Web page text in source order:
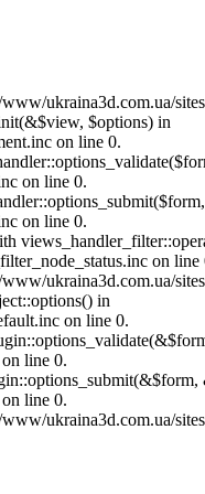
ukraina3d.com.ua/
$options) in
on line 0.
on line 0.
on line 0.
on line
ukraina3d.com.ua/
in
on line 0.
line 0.
line 0.
ukraina3d.com.ua/